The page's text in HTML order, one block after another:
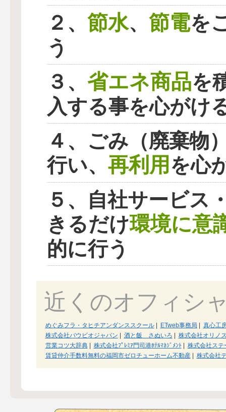
２、 節水、 節電を
う
３、 省エネ商品を
入する事を心がけ
４、ごみ（廃棄物
行い、 再利用 を心
５、自社サービス
きるだけ環境に意
的に行う
近くのオフィシ
めぐみフラ・タヒチアンダンススクール| ETweb事務局 | 真心工
株式会社バウビオジャパン | 酒と飯 さぬいろ | 株式会社オリノ
営業コツ大辞典| 株式会社ﾌﾟﾚﾐｱ門司港ﾎﾃﾙﾏﾈｼﾞﾒﾝﾄ| 株式会社ステ
賃貸仲介手数料無料の福岡市ゼロチューホーム不動産| 株式会社